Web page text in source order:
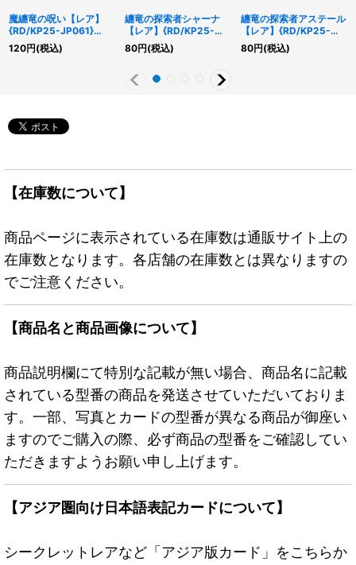
魔纏竜の呪い【レア】
{RD/KP25-JP061}
《RD罠》
120円(税込)
纏竜の探索者シャーナ
【レア】{RD/KP25-
JP017}《RDモンスタ
ー》
80円(税込)
纏竜の探索者アステール
【レア】{RD/KP25-
JP018}《RDモンスタ
ー》
80円(税込)
【在庫数について】
商品ページに表示されている在庫数は通販サイト上の
在庫数となります。各店舗の在庫数とは異なりますの
でご注意ください。
【商品名と商品画像について】
商品説明欄にて特別な記載が無い場合、商品名に記載
されている型番の商品を発送させていただいておりま
す。一部、写真とカードの型番が異なる商品が御座い
ますのでご購入の際、必ず商品の型番をご確認してい
ただきますようお願い申し上げます。
【アジア圏向け日本語表記カードについて】
シークレットレアなど「アジア版カード」をこちらか